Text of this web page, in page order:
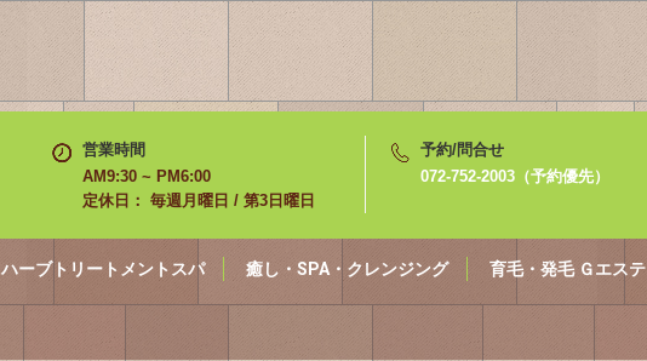
営業時間
AM9:30 ~ PM6:00
定休日： 毎週月曜日 / 第3日曜日
予約/問合せ
072-752-2003（予約優先）
ハーブトリートメントスパ 癒し・SPA・クレンジング 育毛・発毛 Ｇエステ